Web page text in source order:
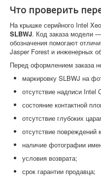
Что проверить
На крышке серийного Intel
SLBWJ. Код заказа модели —
обозначения помогают
Jasper Forest и инженерных
Перед оформлением заказа
маркировку SLBWJ на
отсутствие надписи Intel
состояние контактной
отсутствие глубоких
отсутствие повреждений
наличие фотографии
условия возврата;
срок гарантии продавца;